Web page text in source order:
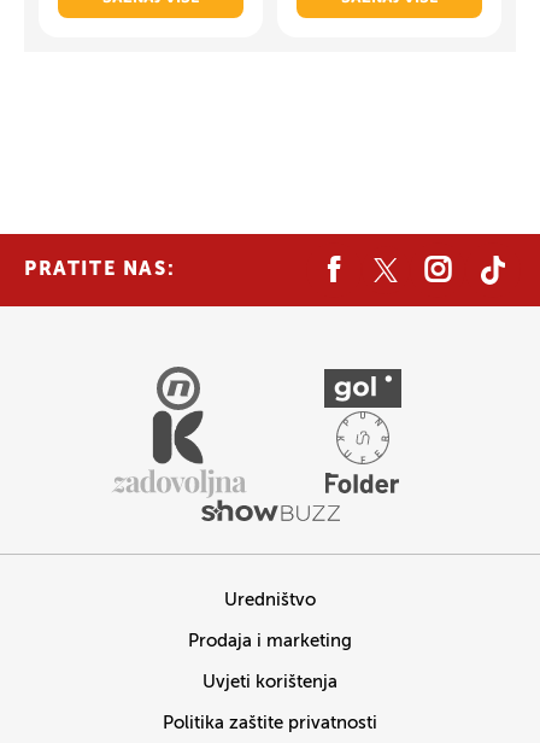
PRATITE NAS:
Uredništvo
Prodaja i marketing
Uvjeti korištenja
Politika zaštite privatnosti